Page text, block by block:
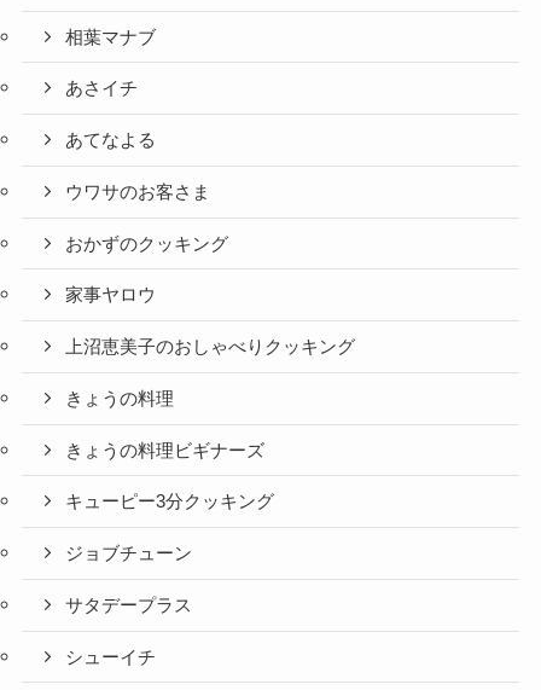
相葉マナブ
あさイチ
あてなよる
ウワサのお客さま
おかずのクッキング
家事ヤロウ
上沼恵美子のおしゃべりクッキング
きょうの料理
きょうの料理ビギナーズ
キューピー3分クッキング
ジョブチューン
サタデープラス
シューイチ